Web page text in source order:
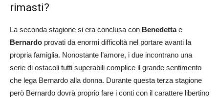
rimasti?
La seconda stagione si era conclusa con Benedettae
Bernardo provati da enormi difficoltà nel portare avanti la
propria famiglia. Nonostante l’amore, i due incontrano una
serie di ostacoli tutti superabili complice il grande sentimento
che lega Bernardo alla donna. Durante questa terza stagione
però Bernardo dovrà proprio fare i conti con il carattere libertino